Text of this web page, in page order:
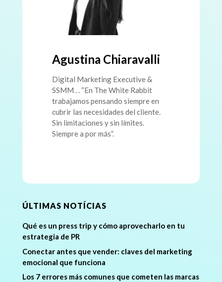
Agustina Chiaravalli
Digital Marketing Executive &
SSMM . . “En The White Rabbit
trabajamos pensando siempre en
cubrir las necesidades del cliente.
Sin limitaciones y sin límites.
Siempre a por más”.
ÚLTIMAS NOTÍCIAS
Qué es un press trip y cómo aprovecharlo en tu
estrategia de PR
Conectar antes que vender: claves del marketing
emocional que funciona
Los 7 errores más comunes que cometen las marcas